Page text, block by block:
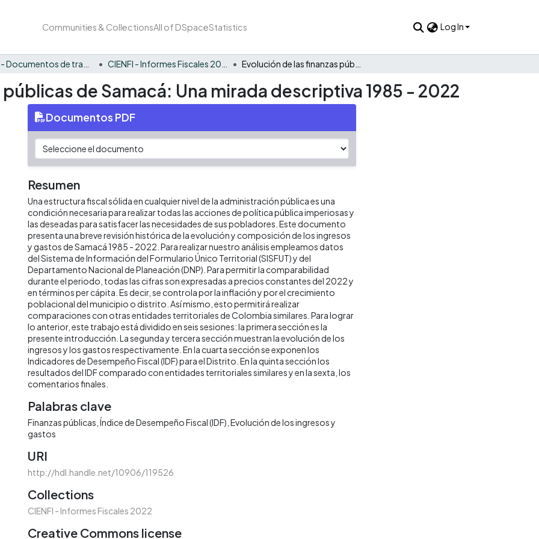
Communities & CollectionsAll of DSpaceStatistics Log In
de Samacá: Una mirada descriptiva 1985 - 2022
Documentos PDF
Resumen
Una estructura fiscal sólida en cualquier nivel de la administración pública es una
condición necesaria para realizar todas las acciones de política pública imperiosas y
las deseadas para satisfacer las necesidades de sus pobladores. Este documento
presenta una breve revisión histórica de la evolución y composición de los ingresos
y gastos de Samacá 1985 - 2022. Para realizar nuestro análisis empleamos datos
del Sistema de Información del Formulario Único Territorial (SISFUT) y del
Departamento Nacional de Planeación (DNP). Para permitir la comparabilidad
durante el periodo, todas las cifras son expresadas a precios constantes del 2022 y
en términos per cápita. Es decir, se controla por la inflación y por el crecimiento
poblacional del municipio o distrito. Así mismo, esto permitirá realizar
comparaciones con otras entidades territoriales de Colombia similares. Para lograr
lo anterior, este trabajo está dividido en seis sesiones: la primera sección es la
presente introducción. La segunda y tercera sección muestran la evolución de los
ingresos y los gastos respectivamente. En la cuarta sección se exponen los
Indicadores de Desempeño Fiscal (IDF) para el Distrito. En la quinta sección los
resultados del IDF comparado con entidades territoriales similares y en la sexta, los
comentarios finales.
Palabras clave
Finanzas públicas Índice de Desempeño Fiscal (IDF) Evolución de los ingresos y
gastos
URI
http://hdl.handle.net/10906/119526
Collections
CIENFI - Informes Fiscales 2022
Creative Commons license